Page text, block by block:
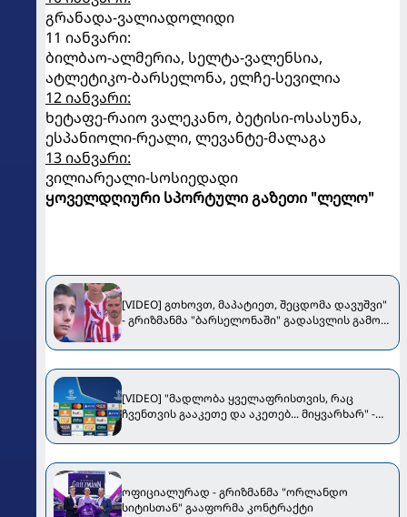
გრანადა-ვალიადოლიდი
11 იანვარი:
ბილბაო-ალმერია, სელტა-ვალენსია,
ატლეტიკო-ბარსელონა, ელჩე-სევილია
12 იანვარი:
ხეტაფე-რაიო ვალეკანო, ბეტისი-ოსასუნა,
ესპანიოლი-რეალი, ლევანტე-მალაგა
13 იანვარი:
ვილიარეალი-სოსიედადი
ყოველდღიური სპორტული გაზეთი "ლელო"
[VIDEO] გთხოვთ, მაპატიეთ, შეცდომა დავუშვი"
- გრიზმანმა "ბარსელონაში" გადასვლის გამო
[VIDEO] "მადლობა ყველაფრისთვის, რაც
ჩვენთვის გააკეთე და აკეთებ... მიყვარხარ" -
ემოციურად მიმართა
ოფიციალურად - გრიზმანმა "ორლანდო
სიტისთან" გააფორმა კონტრაქტი